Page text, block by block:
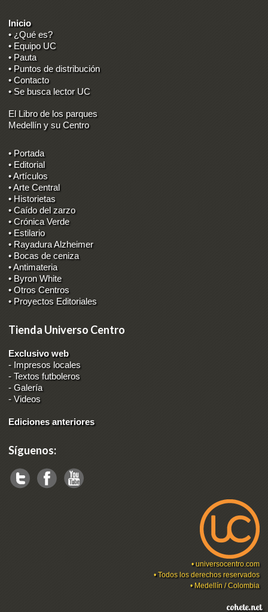
Inicio
• ¿Qué es?
• Equipo UC
• Pauta
• Puntos de distribución
• Contacto
• Se busca lector UC
El Libro de los parques
Medellín y su Centro
• Portada
• Editorial
• Artículos
• Arte Central
• Historietas
• Caído del zarzo
• Crónica Verde
• Estilario
• Rayadura Alzheimer
• Bocas de ceniza
• Antimateria
• Byron White
• Otros Centros
• Proyectos Editoriales
Tienda Universo Centro
Exclusivo web
- Impresos locales
-Textos futboleros
-Galería
-Videos
Ediciones anteriores
Síguenos:
•universocentro.com
• Todos los derechos reservados
• Medellín / Colombia